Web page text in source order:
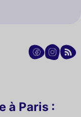
à Paris :